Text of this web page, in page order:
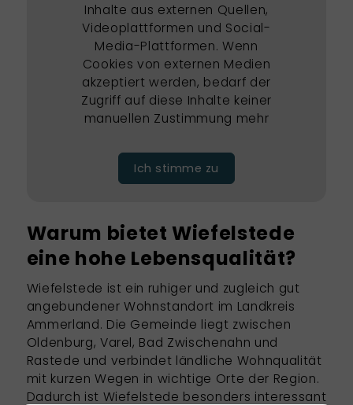
Inhalte aus externen Quellen,
Videoplattformen und Social-
Media-Plattformen. Wenn
Cookies von externen Medien
akzeptiert werden, bedarf der
Zugriff auf diese Inhalte keiner
manuellen Zustimmung mehr
Ich stimme zu
Warum bietet Wiefelstede
eine hohe Lebensqualität?
Wiefelstede ist ein ruhiger und zugleich gut
angebundener Wohnstandort im Landkreis
Ammerland. Die Gemeinde liegt zwischen
Oldenburg, Varel, Bad Zwischenahn und
Rastede und verbindet ländliche Wohnqualität
mit kurzen Wegen in wichtige Orte der Region.
Dadurch ist Wiefelstede besonders interessant